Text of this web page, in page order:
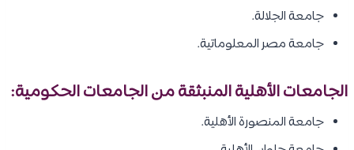
جامعة الجلالة.
جامعة مصر المعلوماتية.
الجامعات الأهلية المنبثقة من الجامعات الحكومية:
جامعة المنصورة الأهلية.